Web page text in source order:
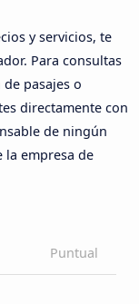
y servicios, te
Para consultas
pasajes o
directamente con
de ningún
la empresa de
Puntual